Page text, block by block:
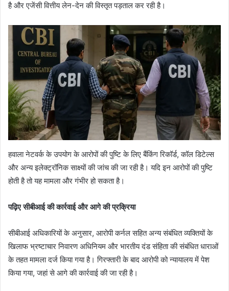
है और एजेंसी वित्तीय लेन-देन की विस्तृत पड़ताल कर रही है।
हवाला नेटवर्क के उपयोग के आरोपों की पुष्टि के लिए बैंकिंग रिकॉर्ड, कॉल डिटेल्स
और अन्य इलेक्ट्रॉनिक साक्ष्यों की जांच की जा रही है। यदि इन आरोपों की पुष्टि
होती है तो यह मामला और गंभीर हो सकता है।
पढ़िए सीबीआई की कार्रवाई और आगे की प्रक्रिया
सीबीआई अधिकारियों के अनुसार, आरोपी कर्नल सहित अन्य संबंधित व्यक्तियों के
खिलाफ भ्रष्टाचार निवारण अधिनियम और भारतीय दंड संहिता की संबंधित धाराओं
के तहत मामला दर्ज किया गया है। गिरफ्तारी के बाद आरोपी को न्यायालय में पेश
किया गया, जहां से आगे की कार्रवाई की जा रही है।